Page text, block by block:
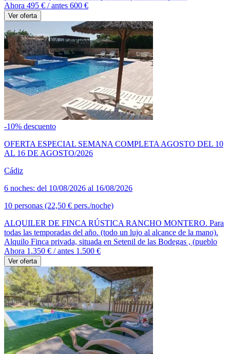
Ahora 495 € / antes 600 €
Ver oferta
-10% descuento
OFERTA ESPECIAL SEMANA COMPLETA AGOSTO DEL 10
AL 16 DE AGOSTO/2026
Cádiz
6 noches: del 10/08/2026 al 16/08/2026
10 personas (22,50 € pers./noche)
ALQUILER DE FINCA RÚSTICA RANCHO MONTERO. Para
todas las temporadas del año. (todo un lujo al alcance de la mano).
Alquilo Finca privada, situada en Setenil de las Bodegas , (pueblo
Ahora 1.350 € / antes 1.500 €
Ver oferta